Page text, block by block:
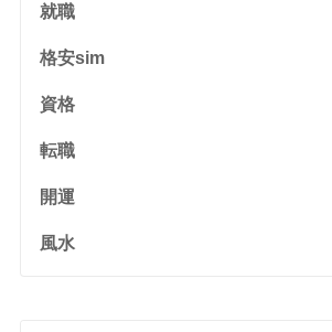
就職
格安sim
資格
転職
開運
風水